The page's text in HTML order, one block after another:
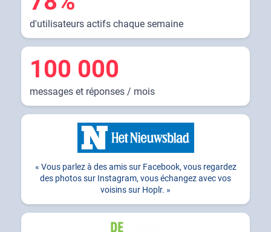
d'utilisateurs actifs chaque semaine
100 000
messages et réponses / mois
Vous parlez à des amis sur Facebook, vous regardez
des photos sur Instagram, vous échangez avec vos
voisins sur Hoplr.